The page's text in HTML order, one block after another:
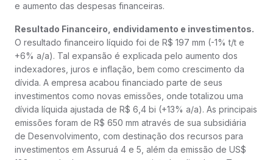
e aumento das despesas financeiras.
Resultado Financeiro, endividamento e investimentos.
O resultado financeiro líquido foi de R$ 197 mm (-1% t/t e
+6% a/a). Tal expansão é explicada pelo aumento dos
indexadores, juros e inflação, bem como crescimento da
dívida. A empresa acabou financiado parte de seus
investimentos como novas emissões, onde totalizou uma
dívida líquida ajustada de R$ 6,4 bi (+13% a/a). As principais
emissões foram de R$ 650 mm através de sua subsidiária
de Desenvolvimento, com destinação dos recursos para
investimentos em Assuruá 4 e 5, além da emissão de US$